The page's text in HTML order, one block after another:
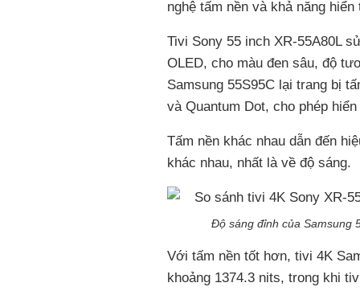
nghệ tấm nền và khả năng
Tivi Sony 55 inch XR-55A80L
OLED, cho màu đen sâu, độ
Samsung 55S95C lại trang bị
và Quantum Dot, cho phép
Tấm nền khác nhau dẫn đến
khác nhau, nhất là về độ sáng.
Độ sáng đỉnh của Samsung
Với tấm nền tốt hơn, tivi 4K
khoảng 1374.3 nits, trong khi